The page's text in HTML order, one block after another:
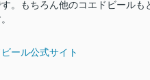
。もちろん他のコエドビール
ール公式サイト